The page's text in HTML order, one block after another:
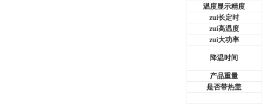
温度显示精度
zui长定时
zui高温度
zui大功率
降温时间
产品重量
是否带热盖